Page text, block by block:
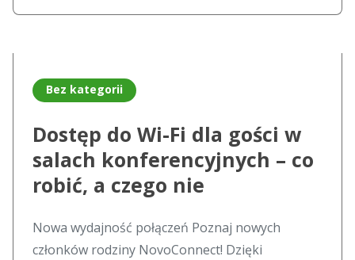
Bez kategorii
Dostęp do Wi-Fi dla gości w
salach konferencyjnych – co
robić, a czego nie
Nowa wydajność połączeń Poznaj nowych
członków rodziny NovoConnect! Dzięki